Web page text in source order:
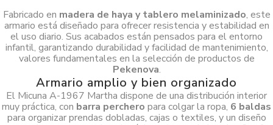
Fabricado en madera de haya y tablero melaminizado, este
armario está diseñado para ofrecer resistencia y estabilidad en
el uso diario. Sus acabados están pensados para el entorno
infantil, garantizando durabilidad y facilidad de mantenimiento,
valores fundamentales en la selección de productos de
Pekenova.
Armario amplio y bien organizado
El Micuna A-1967 Martha dispone de una distribución interior
muy práctica, con barra perchero para colgar la ropa, 6 baldas
para organizar prendas dobladas, cajas o textiles, y un diseño